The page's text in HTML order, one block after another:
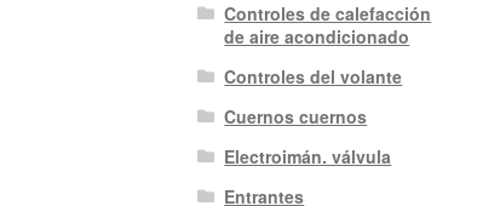
Controles de calefacción
de aire acondicionado
Controles del volante
Cuernos cuernos
Electroimán. válvula
Entrantes